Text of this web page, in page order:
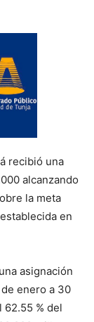
recibió una
alcanzando
la meta
en
asignación
enero a 30
% del